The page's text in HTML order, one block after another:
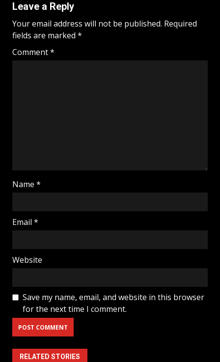
Leave a Reply
Your email address will not be published. Required
fields are marked *
Comment*
Name *
Email *
Website
Save my name, email, and website in this browser
for the next time I comment.
RELATED STORIES